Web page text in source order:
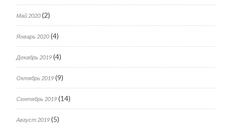
Май 2020(2)
Январь 2020(4)
Декабрь 2019(4)
Октябрь 2019(9)
Сентябрь 2019(14)
Август 2019(5)